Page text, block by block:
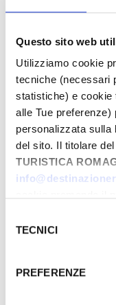
Questo sito web
Utilizziamo cookie
tecniche (necessari
statistiche) e cookie
alle Tue
personalizzata sulla
del sito. Il titolare
TURISTICA
gestire le tue
Qualora
attualmente non
delTECNICI
PREFERENZE
To
City
Types